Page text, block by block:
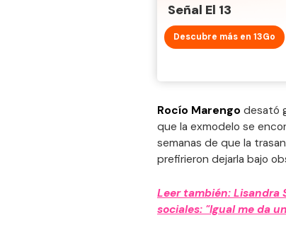
Señal El 13
Descubre más en 13Go
Rocío Marengo desató
que la exmodelo se
semanas de que la
prefirieron dejarla bajo
Leer también: Lisandra
sociales: "Igual me da